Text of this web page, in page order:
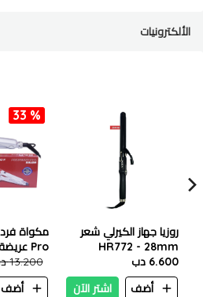
الألكترونيات
روزيا جهاز الكيرلي شعر
HR772 - 28mm
6.600 دب
أضف
اشتر الآن
33 %
Pro عريضة 750f
13.200 دب
أضف